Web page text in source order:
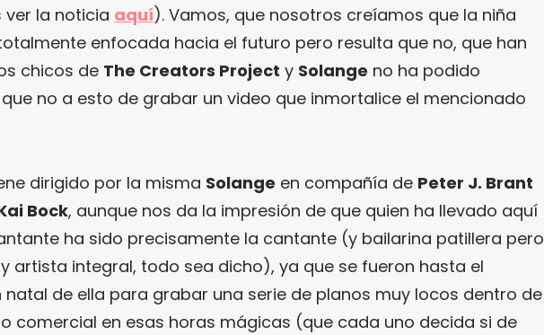
ver la noticia aquí). Vamos, que nosotros creíamos que la niña
enfocada hacia el futuro pero resulta que no, que han
chicos de The Creators Project y Solange no ha podido
no a esto de grabar un video que inmortalice el mencionado
dirigido por la misma Solange en compañía de Peter J. Brant
Bock, aunque nos da la impresión de que quien ha llevado aquí
ha sido precisamente la cantante (y bailarina patillera pero
artista integral, todo sea dicho), ya que se fueron hasta el
natal de ella para grabar una serie de planos muy locos dentro de
comercial en esas horas mágicas (que cada uno decida si de